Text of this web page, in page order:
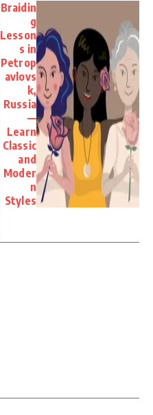
Braidin
g
Lesson
s in
Petrop
avlovs
k,
Russia
—
Learn
Classic
and
Moder
n
Styles